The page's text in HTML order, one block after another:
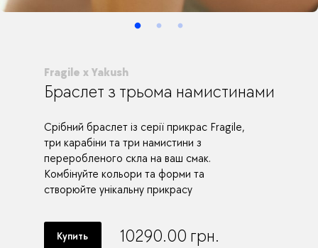
Fragile x Yakush
Браслет з трьома намистинами
Срібний браслет із серії прикрас Fragile,
три карабіни та три намистини з
переробленого скла на ваш смак.
Комбінуйте кольори та форми та
створюйте унікальну прикрасу
Купить 10290.00 грн.